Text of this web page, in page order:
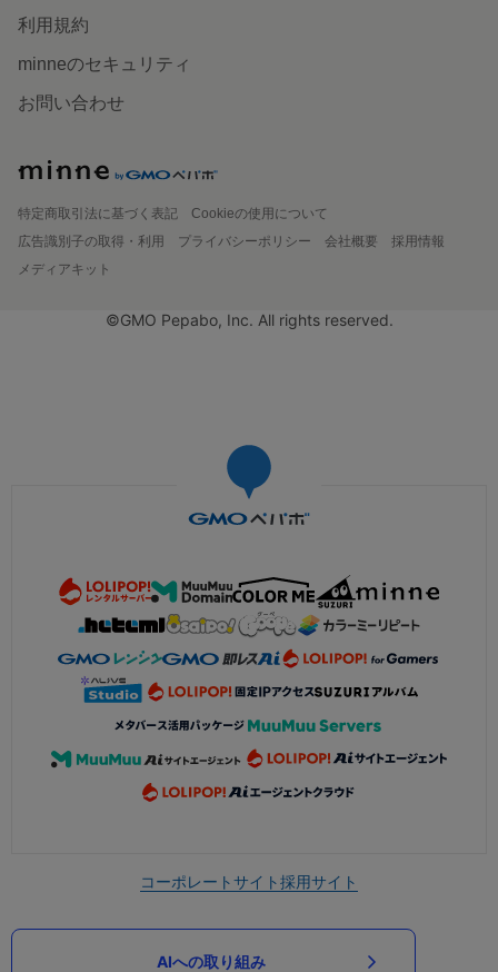
利用規約
minneのセキュリティ
お問い合わせ
特定商取引法に基づく表記
Cookieの使用について
広告識別子の取得・利用
プライバシーポリシー 会社概要
採用情報
メディアキット
©GMO Pepabo, Inc. All rights reserved.
コーポレートサイト採用サイト
AIへの取り組み